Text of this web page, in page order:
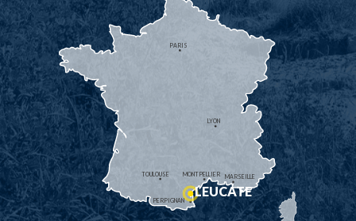
MONTPELLIER
PERPIGNAN
MARSEILLE
TOULOUSE
LYON
PARIS
LEUCATE